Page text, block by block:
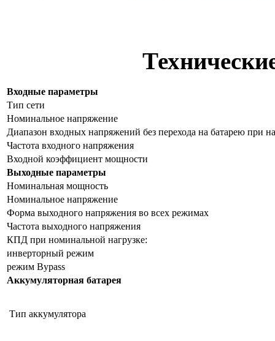
Входные параметры
Тип сети
Номинальное напряжение
Диапазон входных напряжений без перехода на батарею при
Частота входного напряжения
Входной коэффициент мощности
Выходные параметры
Номинальная мощность
Номинальное напряжение
Форма выходного напряжения во всех режимах
Частота выходного напряжения
КПД при номинальной нагрузке:
инверторный режим
режим Bypass
Аккумуляторная батарея
Тип аккумулятора